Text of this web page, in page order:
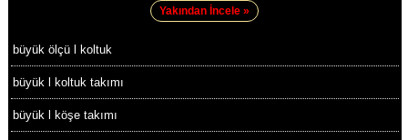
Yakından İncele »
büyük ölçü l koltuk
büyük l koltuk takımı
büyük l köşe takımı